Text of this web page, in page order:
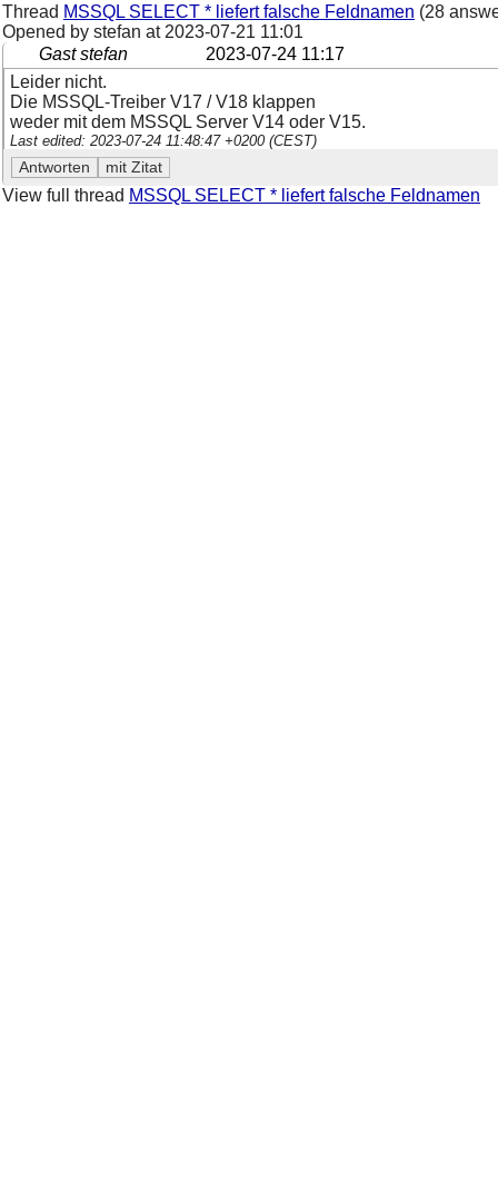
Thread MSSQL SELECT * liefert falsche Feldnamen (28
Opened by stefan at 2023-07-21 11:01
Gast stefan
2023-07-24 11:17
Leider nicht.
Die MSSQL-Treiber V17 / V18 klappen
weder mit dem MSSQL Server V14 oder V15.
Last edited: 2023-07-24 11:48:47 +0200 (CEST)
View full thread MSSQL SELECT * liefert falsche Feldnamen